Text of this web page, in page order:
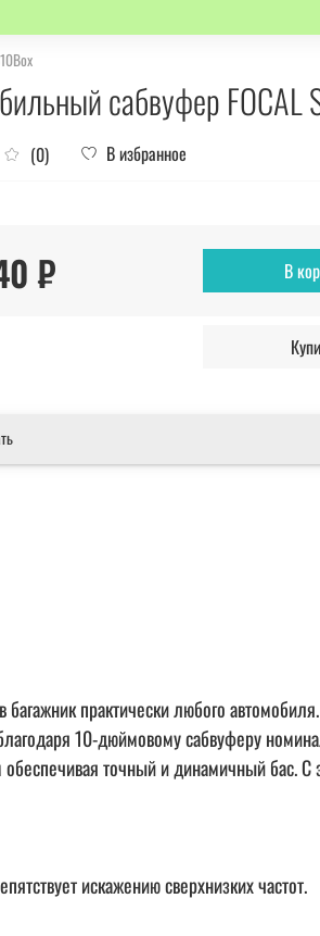
сабвуфер FOCAL
(0) В избранное
₽ В
практически любого
10-дюймовому сабвуферу
точный и динамичный бас.
искажению сверхнизких частот.